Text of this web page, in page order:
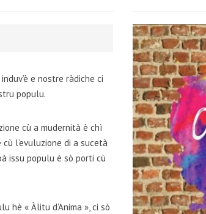
e nostre ràdiche ci
populu.
cù a mudernità è chì
l’evuluzione di a sucetà
issu populu è sò porti cù
hè « Àlitu d’Anima », ci sò